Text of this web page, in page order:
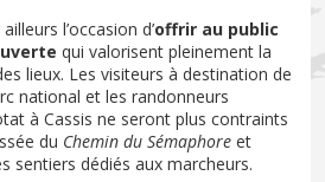
l’occasion d’offrir au public
qui valorisent pleinement la
lieux. Les visiteurs à destination de
national et les randonneurs
à Cassis ne seront plus contraints
du Chemin du Sémaphore et
sentiers dédiés aux marcheurs.